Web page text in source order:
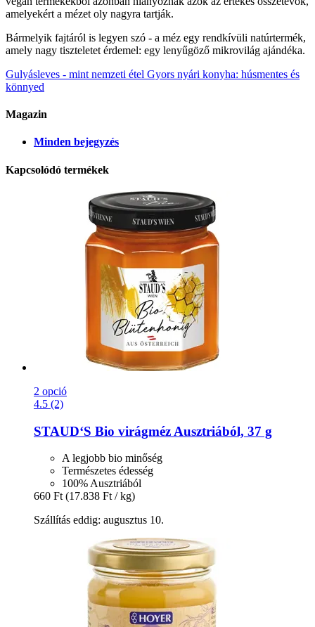
amelyekért a mézet oly nagyra tartják.
Bármelyik fajtáról is legyen szó - a méz egy rendkívüli natúrtermék,
amely nagy tiszteletet érdemel: egy lenyűgöző mikrovilág ajándéka.
Gulyásleves - mint nemzeti étel Gyors nyári konyha: húsmentes és
könnyed
Magazin
Minden bejegyzés
Kapcsolódó termékek
2 opció
4.5 (2)
STAUD‘S Bio virágméz Ausztriából, 37 g
A legjobb bio minőség
Természetes édesség
100% Ausztriából
660 Ft (17.838 Ft / kg)
Szállítás eddig: augusztus 10.